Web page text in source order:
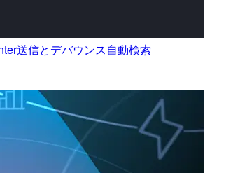
送信とデバウンス自動検索